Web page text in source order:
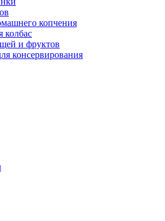
копчения
колбас
и фруктов
консервирования